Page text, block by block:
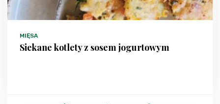
MIĘSA
Siekane kotlety z sosem jogurtowym